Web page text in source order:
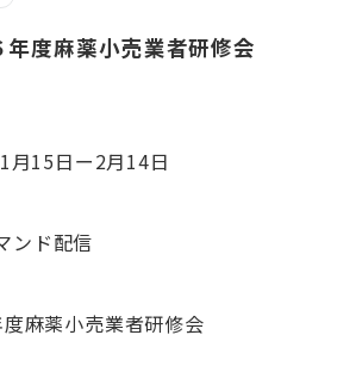
度麻薬小売業者研修会
15日ー2月14日
ンド配信
度麻薬小売業者研修会